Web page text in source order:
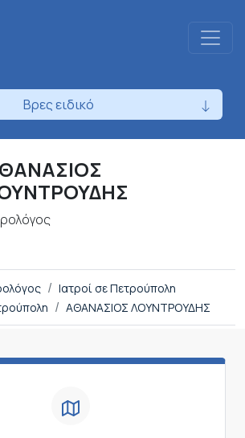
Βρες ειδικό
Ιατροί σε Πετρούπολη
ΑΘΑΝΑΣΙΟΣ ΛΟΥΝΤΡΟΥΔΗΣ